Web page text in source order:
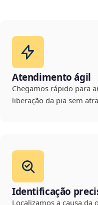
Atendimento ágil
Chegamos rápido para
liberação da pia sem
Identificação
Localizamos a causa da